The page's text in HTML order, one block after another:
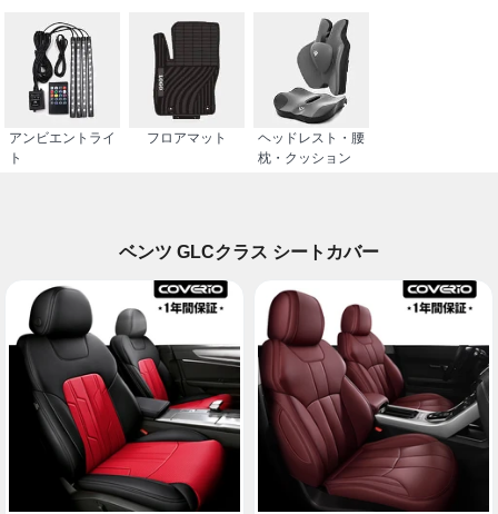
アンビエントライ
ト
フロアマット
ヘッドレスト・腰
枕・クッション
ベンツ GLCクラス シートカバー